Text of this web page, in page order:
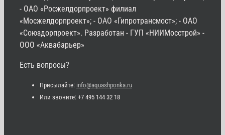
- ОАО «Росжелдорпроект» филиал
«Мосжелдорпроект»; - ОАО «Гипротрансмост»; - ОАО
«Союздорпроект». Разработан - ГУП «НИИМосстрой» -
ООО «Аквабарьер»
Есть вопросы?
Присылайте: info@aquashponka.ru
Или звоните: +7 495 144 32 18